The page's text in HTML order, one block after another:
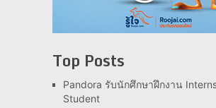
Top Posts
Pandora รับนักศึกษาฝึกงาน
Student